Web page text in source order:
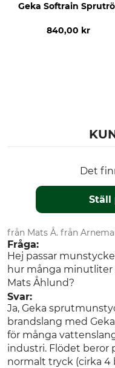
Geka Softrain
840,00 kr
Det
Ställ
från Mats Å. från
Fråga:
Hej passar
hur många minutliter
Mats Åhlund?
Svar:
Ja, Geka
brandslang med
för många
industri. Flödet beror
normalt tryck (cirka